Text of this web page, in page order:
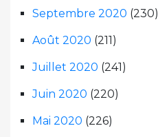
Septembre 2020 (230)
Août 2020 (211)
Juillet 2020 (241)
Juin 2020 (220)
Mai 2020 (226)